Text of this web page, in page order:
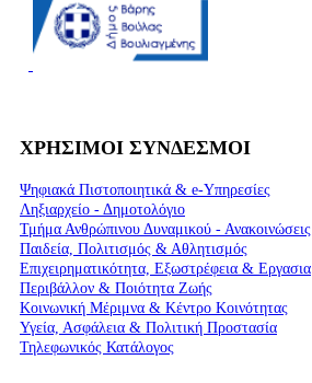
ΧΡΗΣΙΜΟΙ ΣΥΝΔΕΣΜΟΙ
Ψηφιακά Πιστοποιητικά & e-Υπηρεσίες
Ληξιαρχείο - Δημοτολόγιο
Τμήμα Ανθρώπινου Δυναμικού - Ανακοινώσεις
Παιδεία, Πολιτισμός & Αθλητισμός
Επιχειρηματικότητα, Εξωστρέφεια & Εργασια
Περιβάλλον & Ποιότητα Ζωής
Kοινωνική Μέριμνα & Κέντρο Κοινότητας
Υγεία, Ασφάλεια & Πολιτική Προστασία
Τηλεφωνικός Κατάλογος